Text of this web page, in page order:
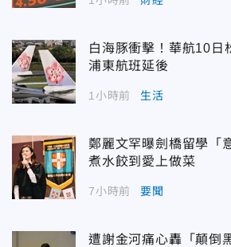
白海豚衝擊！華航10
浦東航班延後
1小時前 生活
鄭麗文罕曝劍橋留學「
煮水餃到愛上做菜
7小時前 要聞
遭謝金河痛心轟「顛倒